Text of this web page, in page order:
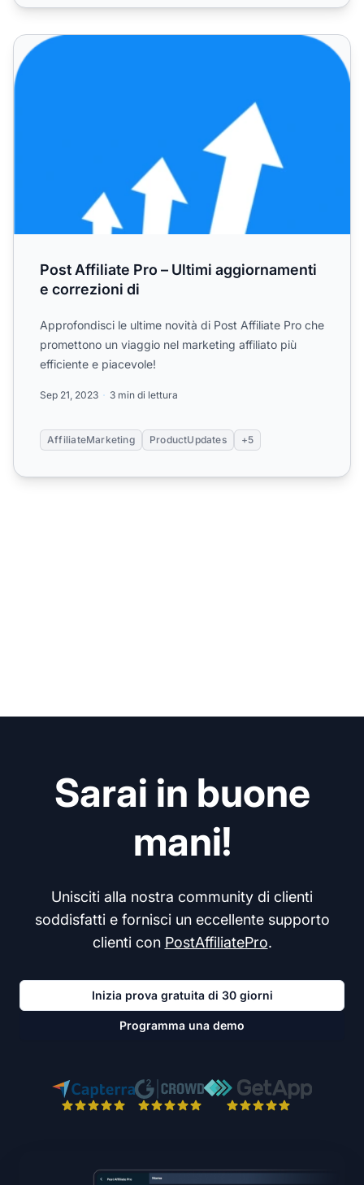
Post Affiliate Pro – Ultimi aggiornamenti e correzioni di
Post Affiliate Pro – Ultimi aggiornamenti
e correzioni di
Approfondisci le ultime novità di Post Affiliate Pro che
promettono un viaggio nel marketing affiliato più
efficiente e piacevole!
Sep 21, 2023 3 min di lettura
AffiliateMarketing ProductUpdates +5
Sarai in buone
mani!
Unisciti alla nostra community di clienti
soddisfatti e fornisci un eccellente supporto
clienti con PostAffiliatePro.
Inizia prova gratuita di 30 giorni
Programma una demo